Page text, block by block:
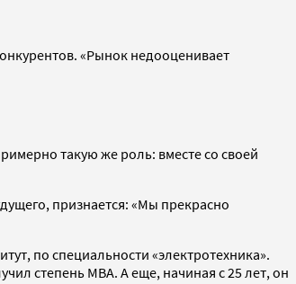
«Рынок недооценивает
такую же роль: вместе со своей
признается: «Мы прекрасно
по специальности «электротехника».
степень MBA. А еще, начиная с 25 лет, он